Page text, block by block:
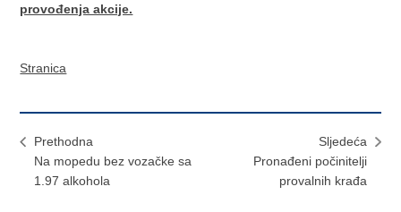
provođenja akcije.
Stranica
Prethodna
Na mopedu bez vozačke sa
1.97 alkohola
Sljedeća
Pronađeni počinitelji
provalnih krađa